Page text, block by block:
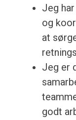
Jeg
og
at
Jeg er
godt